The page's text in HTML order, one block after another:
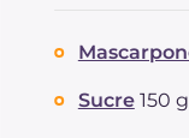
Sucre 150 g